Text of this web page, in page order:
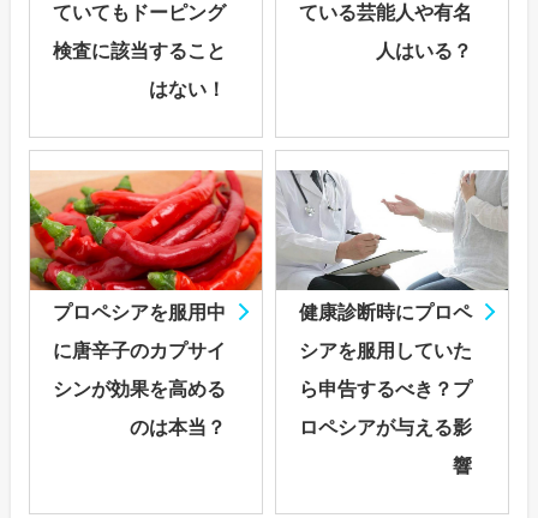
ていてもドーピング
検査に該当すること
はない！
ている芸能人や有名
人はいる？
プロペシアを服用中
に唐辛子のカプサイ
シンが効果を高める
のは本当？
健康診断時にプロペ
シアを服用していた
ら申告するべき？プ
ロペシアが与える影
響